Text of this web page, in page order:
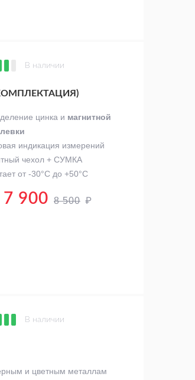
В наличии
цинка и магнитной
индикация измерений
чехол + СУМКА
от -30°C до +50°C
7 900 8 500 ₽
В наличии
и цветным металлам